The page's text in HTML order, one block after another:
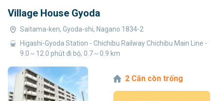
Village House Gyoda
Saitama-ken, Gyoda-shi, Nagano 1834-2
Higashi-Gyoda Station - Chichibu Railway Chichibu Main Line -
9.0～12.0 phút đi bộ, 0.7～0.9 km
2 Căn còn trống